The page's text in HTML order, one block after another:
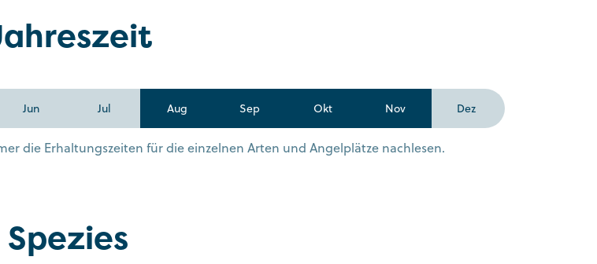
Jun Jul Aug Sep Okt Nov Dez
die Erhaltungszeiten für die einzelnen Arten und Angelplätze nachlesen.
Spezies